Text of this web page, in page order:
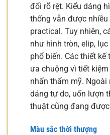
đổi rõ rệt. Kiểu dáng
thống vẫn được
practical. Tuy nhiên,
như hình tròn, elip,
phổ biến. Các thiết
ưa chuộng vì tiết
nhấn thẩm mỹ. Ngoài
dáng tự do, uốn lượn
thuật cũng đang
Màu sắc thời thượng